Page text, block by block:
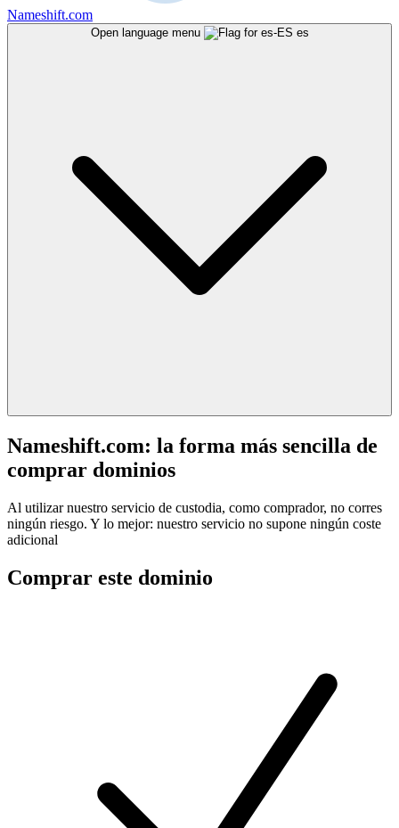
Nameshift.com
Open language menu es
Nameshift.com: la forma más sencilla de
comprar dominios
Al utilizar nuestro servicio de custodia, como comprador, no corres
ningún riesgo. Y lo mejor: nuestro servicio no supone ningún coste
adicional
Comprar este dominio